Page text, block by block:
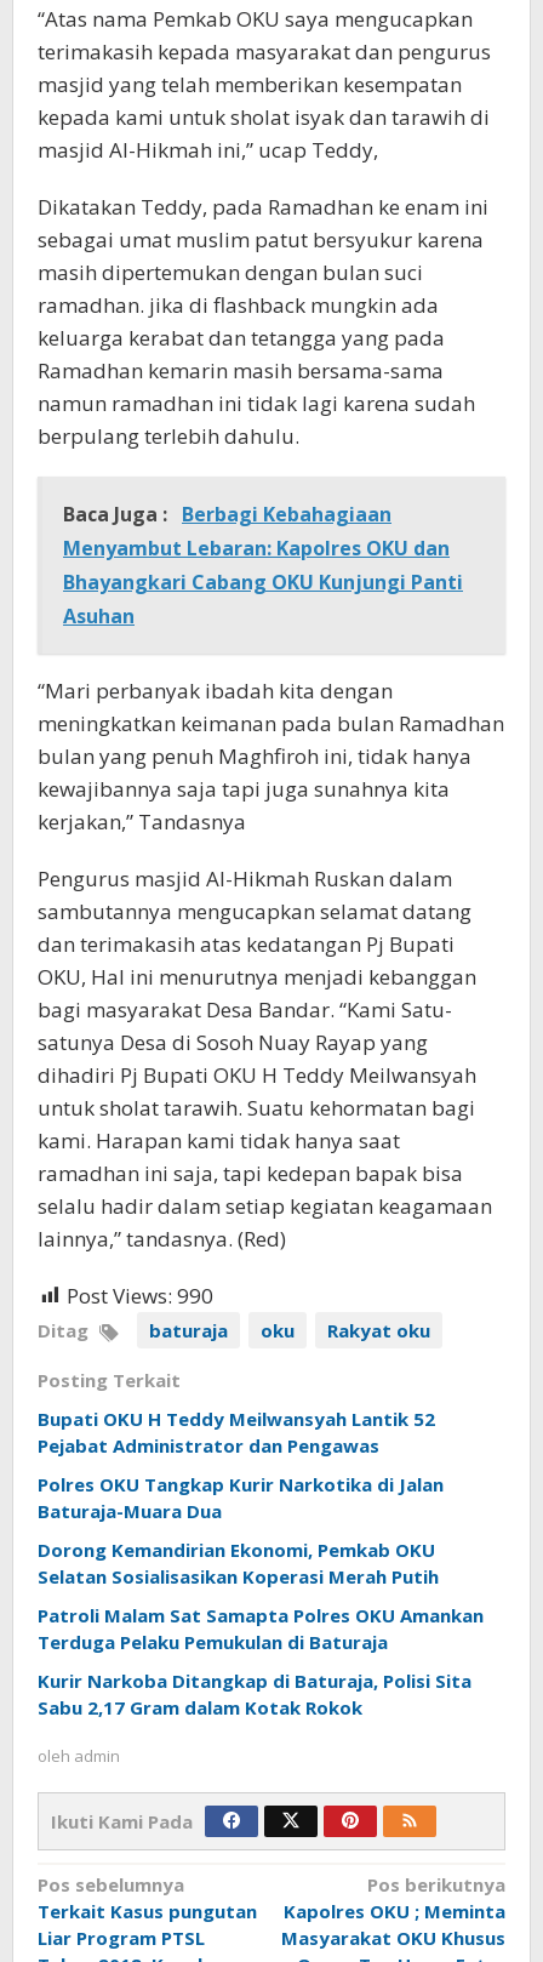
“Atas nama Pemkab OKU saya mengucapkan
terimakasih kepada masyarakat dan pengurus
masjid yang telah memberikan kesempatan
kepada kami untuk sholat isyak dan tarawih di
masjid Al-Hikmah ini,” ucap Teddy,
Dikatakan Teddy, pada Ramadhan ke enam ini
sebagai umat muslim patut bersyukur karena
masih dipertemukan dengan bulan suci
ramadhan. jika di flashback mungkin ada
keluarga kerabat dan tetangga yang pada
Ramadhan kemarin masih bersama-sama
namun ramadhan ini tidak lagi karena sudah
berpulang terlebih dahulu.
Baca Juga : Berbagi Kebahagiaan
Menyambut Lebaran: Kapolres OKU dan
Bhayangkari Cabang OKU Kunjungi Panti
Asuhan
“Mari perbanyak ibadah kita dengan
meningkatkan keimanan pada bulan Ramadhan
bulan yang penuh Maghfiroh ini, tidak hanya
kewajibannya saja tapi juga sunahnya kita
kerjakan,” Tandasnya
Pengurus masjid Al-Hikmah Ruskan dalam
sambutannya mengucapkan selamat datang
dan terimakasih atas kedatangan Pj Bupati
OKU, Hal ini menurutnya menjadi kebanggan
bagi masyarakat Desa Bandar. “Kami Satu-
satunya Desa di Sosoh Nuay Rayap yang
dihadiri Pj Bupati OKU H Teddy Meilwansyah
untuk sholat tarawih. Suatu kehormatan bagi
kami. Harapan kami tidak hanya saat
ramadhan ini saja, tapi kedepan bapak bisa
selalu hadir dalam setiap kegiatan keagamaan
lainnya,” tandasnya. (Red)
Post Views: 990
Ditag baturaja oku Rakyat oku
Posting Terkait
Bupati OKU H Teddy Meilwansyah Lantik 52
Pejabat Administrator dan Pengawas
Polres OKU Tangkap Kurir Narkotika di Jalan
Baturaja-Muara Dua
Dorong Kemandirian Ekonomi, Pemkab OKU
Selatan Sosialisasikan Koperasi Merah Putih
Patroli Malam Sat Samapta Polres OKU Amankan
Terduga Pelaku Pemukulan di Baturaja
Kurir Narkoba Ditangkap di Baturaja, Polisi Sita
Sabu 2,17 Gram dalam Kotak Rokok
oleh admin
Ikuti Kami Pada
Navigasi
pos
Pos sebelumnya
Terkait Kasus pungutan
Liar Program PTSL
Pos berikutnya
Kapolres OKU ; Meminta
Masyarakat OKU Khusus